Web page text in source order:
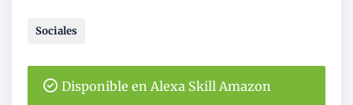
Sociales
Disponible en Alexa Skill Amazon